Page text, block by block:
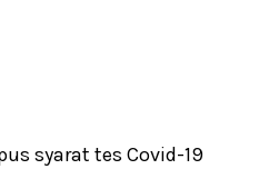
syarat tes Covid-19